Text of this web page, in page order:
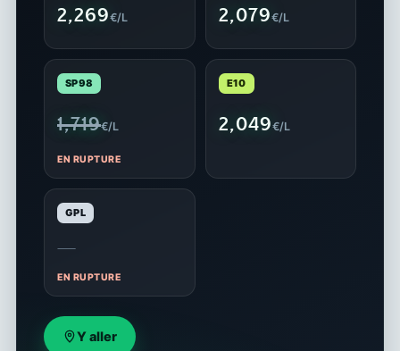
2,269€/L 2,079€/L
SP98
1,719€/L
EN RUPTURE
E10
2,049€/L
GPL
—
EN RUPTURE
Y aller